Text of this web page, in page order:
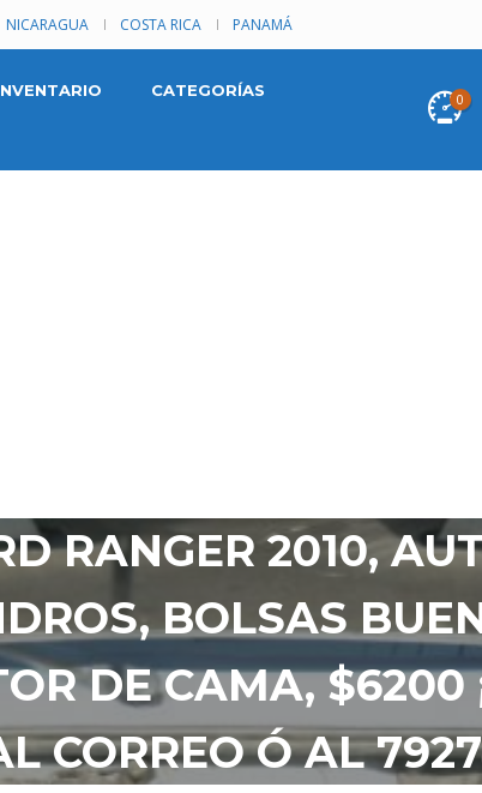
NICARAGUA COSTA RICA PANAMÁ
0
CATEGORÍAS
RANGER 2010,
BOLSAS
DE CAMA, $6200
CORREO Ó AL